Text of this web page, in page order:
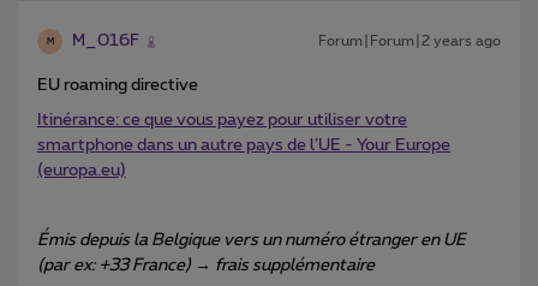
M M_016F Forum|Forum|2 years ago
EU roaming directive
Itinérance: ce que vous payez pour utiliser votre
smartphone dans un autre pays de l’UE - Your Europe
(europa.eu)
Émis depuis la Belgique vers un numéro étranger en UE
(par ex: +33 France) → frais supplémentaire